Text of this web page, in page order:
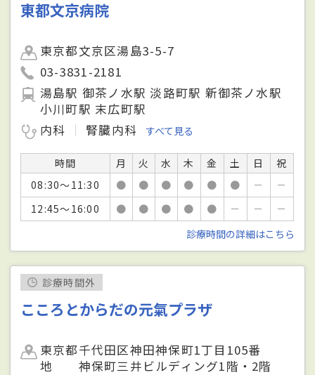
東都文京病院
東京都文京区湯島3-5-7
03-3831-2181
湯島駅 御茶ノ水駅 淡路町駅 新御茶ノ水駅
小川町駅 末広町駅
内科
腎臓内科 すべて見る
時間 月 火 水 木 金 土 日
祝
08:30～11:30
● ● ● ● ● ● －
－
12:45～16:00
● ● ● ● ● － －
－
診療時間の詳細はこちら
診療時間外
こころとからだの元氣プラザ
東京都千代田区神田神保町1丁目105番
地 神保町三井ビルディング1階・2階